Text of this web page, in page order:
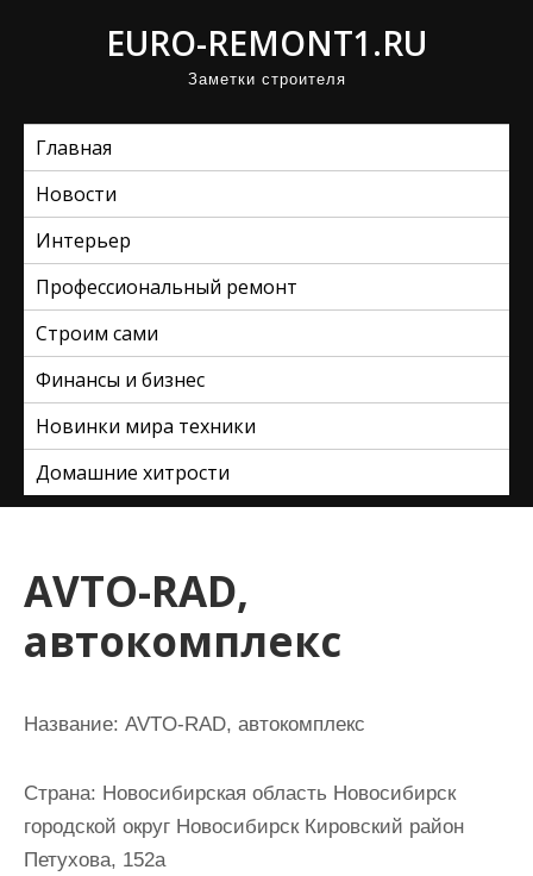
EURO-REMONT1.RU
Заметки строителя
Главная
Новости
Интерьер
Профессиональный ремонт
Строим сами
Финансы и бизнес
Новинки мира техники
Домашние хитрости
AVTO-RAD,
автокомплекс
Название: AVTO-RAD, автокомплекс
Страна: Новосибирская область Новосибирск
городской округ Новосибирск Кировский район
Петухова, 152а